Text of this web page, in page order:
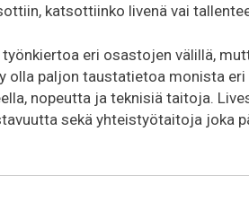
katsottiinko livenä vai
eri osastojen välillä,
olla paljon taustatietoa monista
nopeutta ja teknisiä taitoja.
sekä yhteistyötaitoja joka